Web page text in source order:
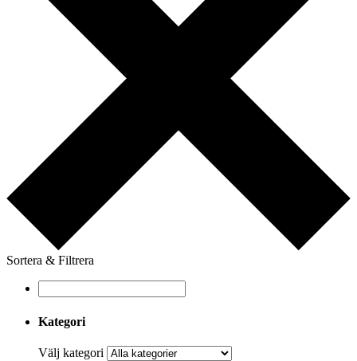
Sortera & Filtrera
Kategori
Välj kategori